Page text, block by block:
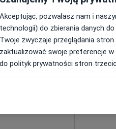
Dominik
Akceptując, pozwalasz nam i
technologii) do zbierania danych
Twoje zwyczaje przeglądania
zaktualizować swoje preferencje
do polityk prywatności stron